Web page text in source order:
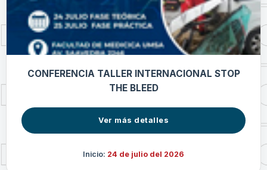
CONFERENCIA TALLER INTERNACIONAL STOP
THE BLEED
Ver más detalles
Inicio: 24 de julio del 2026